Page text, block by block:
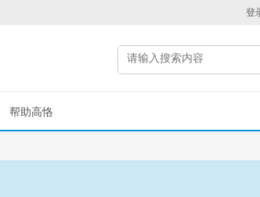
登
帮助高恪